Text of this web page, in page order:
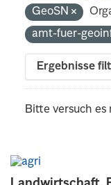
GeoSN
amt-fuer-
Ergebnisse
Bitte versuch